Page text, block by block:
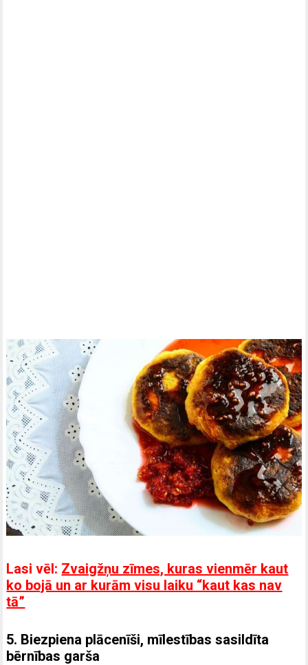
Lasi vēl: Zvaigžņu zīmes, kuras vienmēr kaut
ko bojā un ar kurām visu laiku “kaut kas nav
tā”
5. Biezpiena plācenīši, mīlestības sasildīta
bērnības garša